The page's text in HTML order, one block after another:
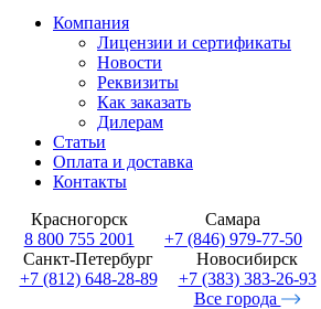
Компания
Лицензии и сертификаты
Новости
Реквизиты
Как заказать
Дилерам
Статьи
Оплата и доставка
Контакты
Красногорск
8 800 755 2001
Самара
+7 (846) 979-77-50
Санкт-Петербург
+7 (812) 648-28-89
Новосибирск
+7 (383) 383-26-93
Все города